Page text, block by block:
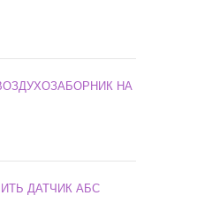
НА
ДАТЧИК АБС